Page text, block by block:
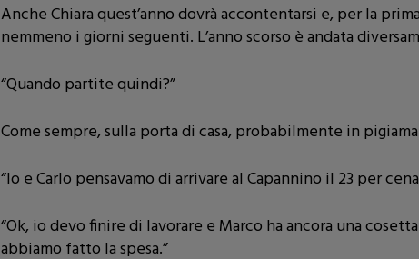
Anche Chiara quest’anno dovrà accontentarsi e, per la
nemmeno i giorni seguenti. L’anno scorso è andata
“Quando partite quindi?”
Come sempre, sulla porta di casa, probabilmente in
“Io e Carlo pensavamo di arrivare al Capannino il 23 per
“Ok, io devo finire di lavorare e Marco ha ancora una
abbiamo fatto la spesa.”